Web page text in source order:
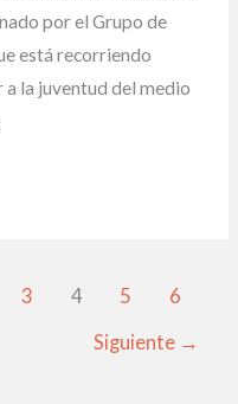
por el Grupo de
está recorriendo
la juventud del medio
3 4 5
6
Siguiente →